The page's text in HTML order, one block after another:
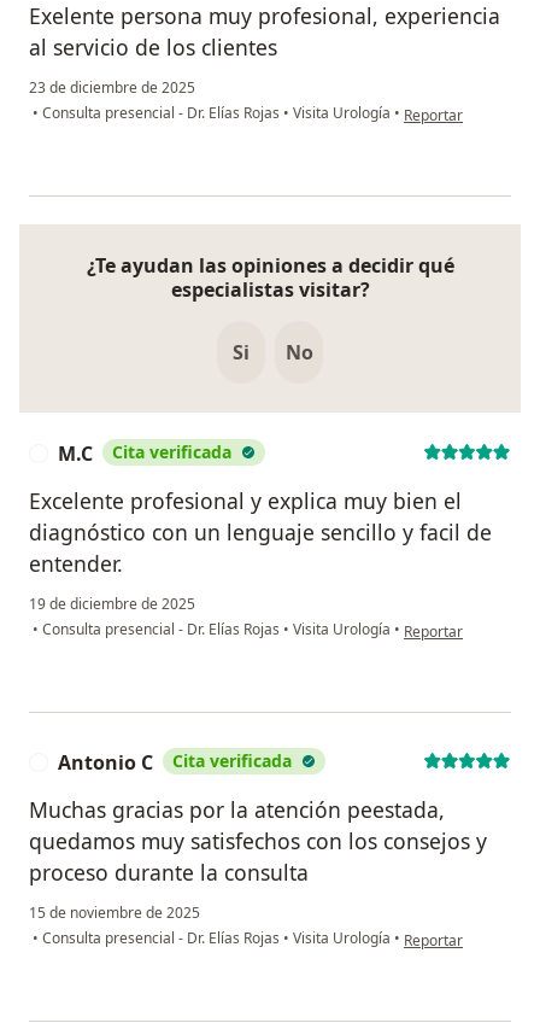
Exelente persona muy profesional, experiencia
al servicio de los clientes
23 de diciembre de 2025
• Consulta presencial - Dr. Elías Rojas • Visita Urología • en opinión del
Reportar
¿Te ayudan las opiniones a decidir qué
especialistas visitar?
Si No
M.C Cita verificada
Excelente profesional y explica muy bien el
diagnóstico con un lenguaje sencillo y facil de
entender.
19 de diciembre de 2025
• Consulta presencial - Dr. Elías Rojas • Visita Urología • en opinión del
Reportar
Antonio C Cita verificada
Muchas gracias por la atención peestada,
quedamos muy satisfechos con los consejos y
proceso durante la consulta
15 de noviembre de 2025
• Consulta presencial - Dr. Elías Rojas • Visita Urología • en opinión del
Reportar